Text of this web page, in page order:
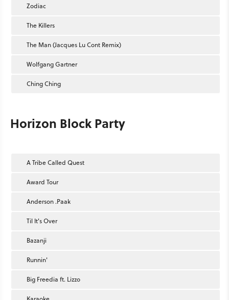
Zodiac
The Killers
The Man (Jacques Lu Cont Remix)
Wolfgang Gartner
Ching Ching
Horizon Block Party
A Tribe Called Quest
Award Tour
Anderson .Paak
Til It's Over
Bazanji
Runnin'
Big Freedia ft. Lizzo